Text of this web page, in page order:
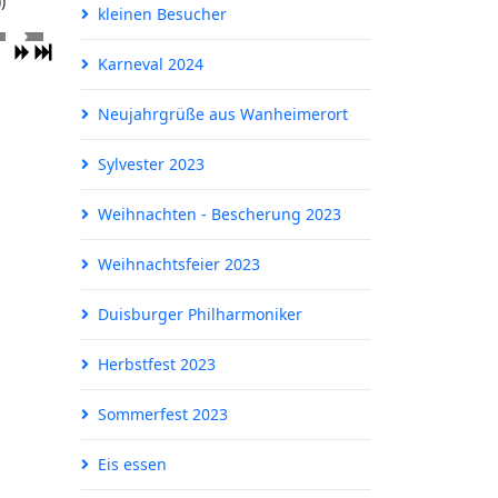
kleinen Besucher
Karneval 2024
Neujahrgrüße aus Wanheimerort
Sylvester 2023
Weihnachten - Bescherung 2023
Weihnachtsfeier 2023
Duisburger Philharmoniker
Herbstfest 2023
Sommerfest 2023
Eis essen